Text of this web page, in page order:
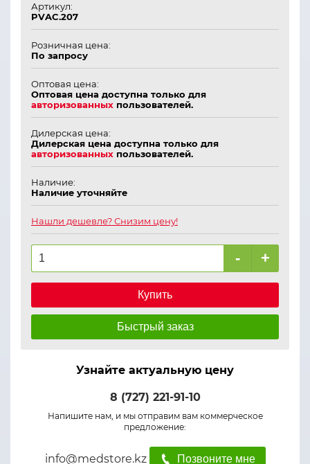
Артикул:
PVAC.207
Розничная цена:
По запросу
Оптовая цена:
Оптовая цена доступна только для
авторизованных пользователей.
Дилерская цена:
Дилерская цена доступна только для
авторизованных пользователей.
Наличие:
Наличие уточняйте
Нашли дешевле? Снизим цену!
- +
Купить
Быстрый заказ
Узнайте актуальную цену
8 (727) 221-91-10
Напишите нам, и мы отправим вам коммерческое
предложение:
info@medstore.kz Позвоните мне